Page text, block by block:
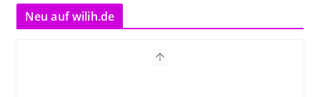
Neu auf wilih.de